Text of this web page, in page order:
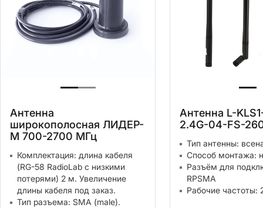
Антенна
широкополосная ЛИДЕР-
М 700-2700 МГц
Комплектация: длина кабеля
(RG-58 RadioLab с низкими
потерями) 2 м. Увеличение
длины кабеля под заказ.
Тип разъема: SMA (male).
Антенна L-
2.4G-04-FS-
Тип антенны:
Способ монтажа:
Разъём для
RPSMA
Рабочие частоты: